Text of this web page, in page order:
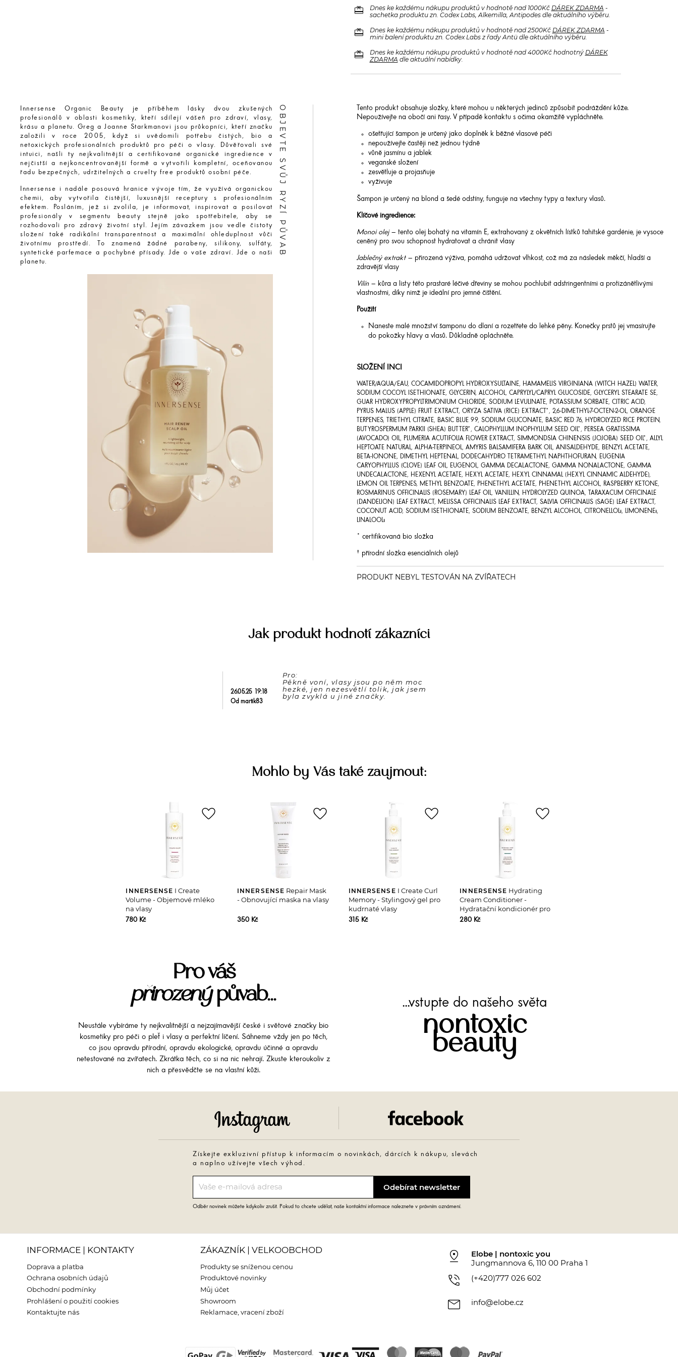
redeem Dnes ke každému nákupu produktů v hodnotě nad 1000Kč DÁREK ZDARMA -
sachetka produktu zn. Codex Labs, Alkemilla, Antipodes dle aktuálního výběru.
redeem Dnes ke každému nákupu produktů v hodnotě nad 2500Kč DÁREK ZDARMA -
mini balení produktu zn. Codex Labs z řady Antü dle aktuálního výběru.
redeem Dnes ke každému nákupu produktů v hodnotě nad 4000Kč hodnotný DÁREK
ZDARMA dle aktuální nabídky.
Innersense Organic Beauty je příběhem lásky dvou zkušených
profesionálů v oblasti kosmetiky, kteří sdílejí vášeň pro zdraví, vlasy,
krásu a planetu. Greg a Joanne Starkmanovi jsou průkopníci, kteří značku
založili v roce 2005, když si uvědomili potřebu čistých, bio a
netoxických profesionálních produktů pro péči o vlasy. Důvěřovali své
intuici, našli ty nejkvalitnější a certifikované organické ingredience v
nejčistší a nejkoncentrovanější formě a vytvořili kompletní, oceňovanou
řadu bezpečných, udržitelných a cruelty free produktů osobní péče.
Innersense i nadále posouvá hranice vývoje tím, že využívá organickou
chemii, aby vytvořila čistější, luxusnější receptury s profesionálním
efektem. Posláním, jež si zvolila, je informovat, inspirovat a posilovat
profesionály v segmentu beauty stejně jako spotřebitele, aby se
rozhodovali pro zdravý životní styl. Jejím závazkem jsou vedle čistoty
složení také radikální transparentnost a maximální ohleduplnost vůči
životnímu prostředí. To znamená žádné parabeny, silikony, sulfáty,
syntetické parfemace a pochybné přísady. Jde o vaše zdraví. Jde o naši
planetu.
OBJEVTE SVŮJ RYZÍ PŮVAB
Tento produkt obsahuje složky, které mohou u některých jedinců způsobit podráždění kůže.
Nepoužívejte na obočí ani řasy. V případě kontaktu s očima okamžitě vypláchněte.
ošetřující šampon je určený jako doplněk k běžné vlasové péči
nepoužívejte častěji než jednou týdně
vůně jasmínu a jablek
veganské složení
zesvětluje a projasňuje
vyživuje
Šampon je určený na blond a šedé odstíny, funguje na všechny typy a textury vlasů.
Klíčové ingredience:
Monoi olej– tento olej bohatý na vitamín E, extrahovaný z okvětních lístků tahitské gardénie, je vysoce
ceněný pro svou schopnost hydratovat a chránit vlasy
Jablečný extrakt– přirozená výživa, pomáhá udržovat vlhkost, což má za následek měkčí, hladší a
zdravější vlasy
Vilín– kůra a listy této prastaré léčivé dřeviny se mohou pochlubit adstringentními a protizánětlivými
vlastnostmi, díky nimž je ideální pro jemné čištění.
Použití
Naneste malé množství šamponu do dlaní a rozetřete do lehké pěny. Konečky prstů jej vmasírujte
do pokožky hlavy a vlasů. Důkladně opláchněte.
SLOŽENÍ INCI
WATER/AQUA/EAU, COCAMIDOPROPYL HYDROXYSULTAINE, HAMAMELIS VIRGINIANA (WITCH HAZEL) WATER,
SODIUM COCOYL ISETHIONATE, GLYCERIN, ALCOHOL, CAPRYLYL/CAPRYL GLUCOSIDE, GLYCERYL STEARATE SE,
GUAR HYDROXYPROPYLTRIMONIUM CHLORIDE, SODIUM LEVULINATE, POTASSIUM SORBATE, CITRIC ACID,
PYRUS MALUS (APPLE) FRUIT EXTRACT, ORYZA SATIVA (RICE) EXTRACT*, 2,6-DIMETHYL-7-OCTEN-2-OL, ORANGE
TERPENES, TRIETHYL CITRATE, BASIC BLUE 99, SODIUM GLUCONATE, BASIC RED 76, HYDROLYZED RICE PROTEIN,
BUTYROSPERMUM PARKII (SHEA) BUTTER*, CALOPHYLLUM INOPHYLLUM SEED OIL*, PERSEA GRATISSIMA
(AVOCADO) OIL, PLUMERIA ACUTIFOLIA FLOWER EXTRACT, SIMMONDSIA CHINENSIS (JOJOBA) SEED OIL*, ALLYL
HEPTOATE NATURAL, ALPHA-TERPINEOL, AMYRIS BALSAMIFERA BARK OIL, ANISALDEHYDE, BENZYL ACETATE,
BETA-IONONE, DIMETHYL HEPTENAL, DODECAHYDRO TETRAMETHYL NAPHTHOFURAN, EUGENIA
CARYOPHYLLUS (CLOVE) LEAF OIL, EUGENOL, GAMMA DECALACTONE, GAMMA NONALACTONE, GAMMA
UNDECALACTONE, HEXENYL ACETATE, HEXYL ACETATE, HEXYL CINNAMAL (HEXYL CINNAMIC ALDEHYDE),
LEMON OIL TERPENES, METHYL BENZOATE, PHENETHYL ACETATE, PHENETHYL ALCOHOL, RASPBERRY KETONE,
ROSMARINUS OFFICINALIS (ROSEMARY) LEAF OIL, VANILLIN, HYDROLYZED QUINOA, TARAXACUM OFFICINALE
(DANDELION) LEAF EXTRACT, MELISSA OFFICINALIS LEAF EXTRACT, SALVIA OFFICINALIS (SAGE) LEAF EXTRACT,
COCONUT ACID, SODIUM ISETHIONATE, SODIUM BENZOATE, BENZYL ALCOHOL, CITRONELLOLᵻ, LIMONENEᵻ,
LINALOOLᵻ
* certifikovaná bio složka
† přírodní složka esenciálních olejů
Jak produkt hodnotí zákazníci
26.05.25 19:18
Od martik83
Pro:
Pěkně voní, vlasy jsou po něm moc
hezké, jen nezesvětlí tolik, jak jsem
Mohlo by Vás také zaujmout:
INNERSENSE I Create
Volume - Objemové mléko
na vlasy
780 Kč
favorite_border
INNERSENSE Repair Mask
- Obnovující maska na vlasy
350 Kč
favorite_border
INNERSENSE I Create Curl
Memory - Stylingový gel pro
kudrnaté vlasy
315 Kč
favorite_border
INNERSENSE Hydrating
Cream Conditioner -
Hydratační kondicionér pro
suché vlasy
280 Kč
favorite_border
Pro váš
přirozenýpůvab...
Neustále vybíráme ty nejkvalitnější a nejzajímavější české i světové značky bio
kosmetiky pro péči o pleť i vlasy a perfektní líčení. Sáhneme vždy jen po těch,
co jsou opravdu přírodní, opravdu ekologické, opravdu účinné a opravdu
netestované na zvířatech. Zkrátka těch, co si na nic nehrají. Zkuste kteroukoliv z
nich a přesvědčte se na vlastní kůži.
...vstupte do našeho světa
nontoxic
beauty
Získejte exkluzivní přístup k informacím o novinkách, dárcích k nákupu, slevách
a naplno užívejte všech výhod.
Odběr novinek můžete kdykoliv zrušit. Pokud to chcete udělat, naše kontaktní informace naleznete v právním oznámení.
INFORMACE | KONTAKTY
Doprava a platba
Ochrana osobních údajů
Obchodní podmínky
Prohlášení o použití cookies
Kontaktujte nás
ZÁKAZNÍK | VELKOOBCHOD
Produkty se sníženou cenou
Produktové novinky
Můj účet
Showroom
Reklamace, vracení zboží
pin_drop
Elobe | nontoxic you
Jungmannova 6, 110 00 Praha 1
phone_in_talk (+420)777 026 602
mail info@elobe.cz